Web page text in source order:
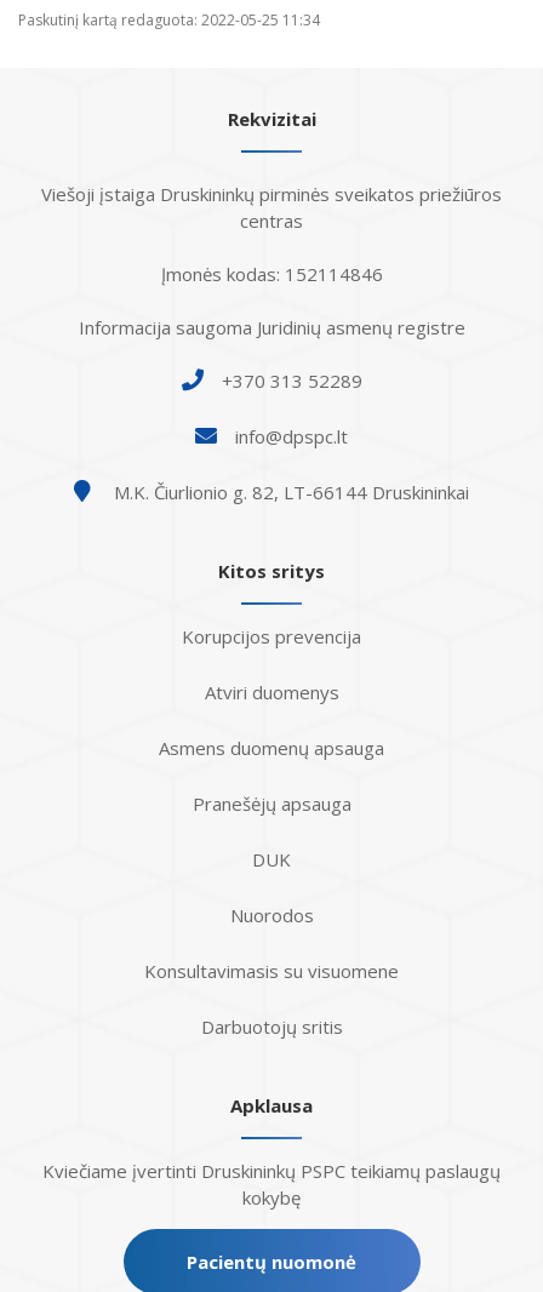
Paskutinį kartą redaguota: 2022-05-25 11:34
Rekvizitai
Viešoji įstaiga Druskininkų pirminės sveikatos priežiūros
centras
Įmonės kodas: 152114846
Informacija saugoma Juridinių asmenų registre
+370 313 52289
info@dpspc.lt
M.K. Čiurlionio g. 82, LT-66144 Druskininkai
Kitos sritys
Korupcijos prevencija
Atviri duomenys
Asmens duomenų apsauga
Pranešėjų apsauga
DUK
Nuorodos
Konsultavimasis su visuomene
Darbuotojų sritis
Apklausa
Kviečiame įvertinti Druskininkų PSPC teikiamų paslaugų
kokybę
Pacientų nuomonė